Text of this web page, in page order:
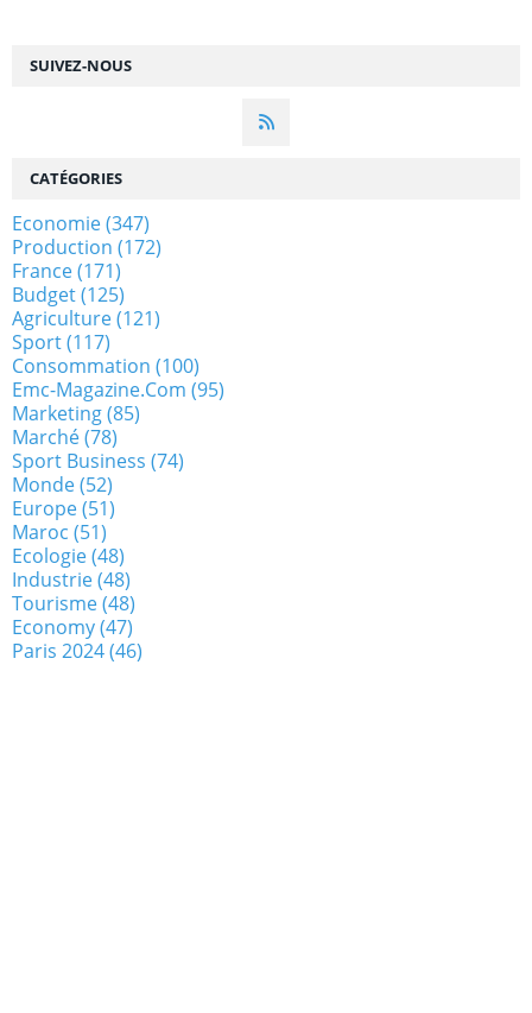
SUIVEZ-NOUS
CATÉGORIES
Economie(347)
Production (172)
France(171)
Budget(125)
Agriculture(121)
Sport(117)
Consommation (100)
Emc-Magazine.com (95)
Marketing(85)
Marché(78)
Sport Business (74)
Monde(52)
Europe(51)
Maroc (51)
Ecologie(48)
Industrie(48)
Tourisme(48)
Economy(47)
Paris 2024(46)